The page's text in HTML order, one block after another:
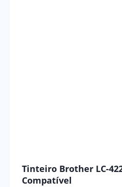
Tinteiro Brother LC-
Compatível